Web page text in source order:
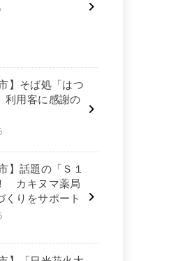
】そば処「はつ
用客に感謝の
】話題の「Ｓ１
カキヌマ薬局
くりをサポート